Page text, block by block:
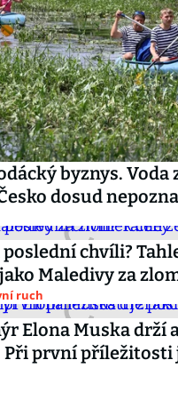
byznys. Voda
dosud
chvíli?
Maledivy za
ruch
Elona Muska drží
první příležitosti